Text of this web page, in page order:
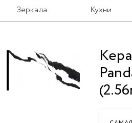
Зеркала Кухни